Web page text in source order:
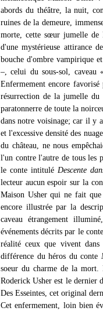
abords du théâtre, la nuit,
ruines de la demeure,
morte, cette sœur jumelle de
d'une mystérieuse attirance
bouche d'ombre vampirique
–, celui du sous-sol,
Enfermement encore
résurrection de la jumelle
paratonnerre de toute la
dans notre voisinage; car il y
et l'excessive densité des
du château, ne nous
l'un contre l'autre de tous les
le conte intitulé Descente
lecteur aucun espoir sur la
Maison Usher qui ne fait
encore illustrée par la
caveau étrangement
événements décrits par le
réalité ceux que vivent
différence du héros du conte
soeur du charme de la mort.
Roderick Usher est le dernier
Des Esseintes, cet original
Cet enfermement, loin bien